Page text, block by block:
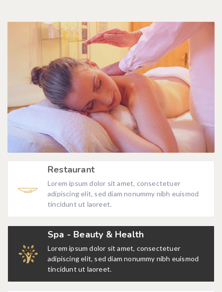
Restaurant
Lorem ipsum dolor sit amet, consectetuer
adipiscing elit, sed diam nonummy nibh euismod
tincidunt ut laoreet.
Spa - Beauty & Health
Lorem ipsum dolor sit amet, consectetuer
adipiscing elit, sed diam nonummy nibh euismod
tincidunt ut laoreet.